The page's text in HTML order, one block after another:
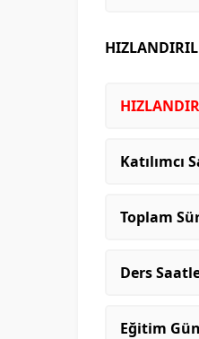
Katılımcı
Toplam
Ders
Eğitim